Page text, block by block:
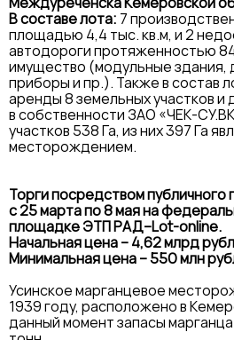
В составе лота: 7
площадью 4,4 тыс. кв.м, и 2
автодороги протяженностью
имущество (модульные здания,
приборы и пр.). Также в состав
аренды 8 земельных участков и
в собственности ЗАО «ЧЕК-
участков 538 Га, из них 397 Га
месторождением.
Торги посредством
с 25 марта по 8 мая на
площадке ЭТП РАД–Lot-online.
Начальная цена – 4,62 млрд
Минимальная цена – 550 млн
Усинское марганцевое
1939 году, расположено в
данный момент запасы